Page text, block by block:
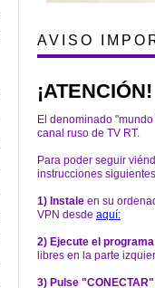
AVISO
¡ATENCIÓN!
El denominado
canal ruso de TV RT.
Para poder seguir
instrucciones
1) Instale en su
VPN desde aquí:
2) Ejecute el programa
libres en la parte
3) Pulse "CONECTAR"